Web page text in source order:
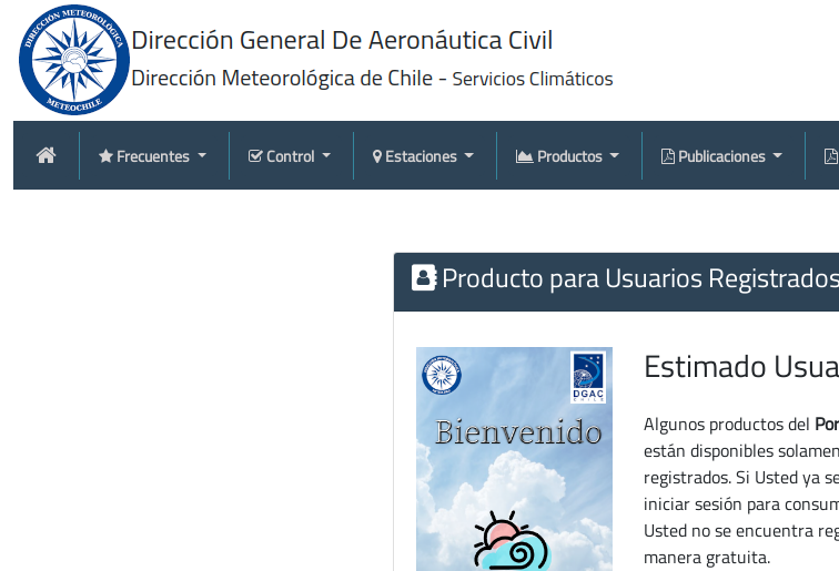
Frecuentes Control Estaciones Productos Publicaciones
Producto para Usuarios Registrados
Estimado
Algunos productos del
están disponibles
registrados. Si Usted ya
iniciar sesión para
Usted no se encuentra
manera gratuita.